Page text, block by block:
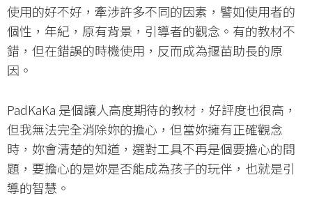
使用的好不好，牽涉許多不同的因素，譬如使用者的
個性，年紀，原有背景，引導者的觀念。有的教材不
錯，但在錯誤的時機使用，反而成為揠苗助長的原
因。
PadKaKa 是個讓人高度期待的教材，好評度也很高，
但我無法完全消除妳的擔心，但當妳擁有正確觀念
時，妳會清楚的知道，選對工具不再是個要擔心的問
題，要擔心的是妳是否能成為孩子的玩伴，也就是引
導的智慧。